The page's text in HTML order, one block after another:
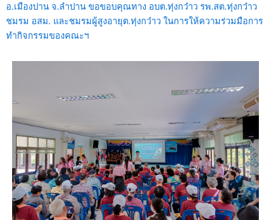
อ.เมืองปาน จ.ลำปาน ขอขอบคุณทาง อบต.ทุ่งกว๋าว รพ.สต.ทุ่งกว๋าว
ชมรม อสม. และชมรมผู้สูงอายุต.ทุ่งกว๋าว ในการให้ความร่วมมือการ
ทำกิจกรรมของคณะฯ